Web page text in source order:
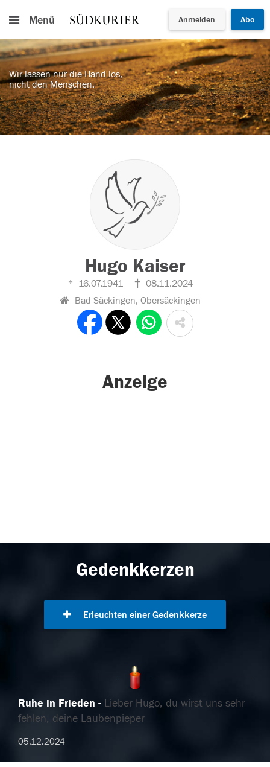
Menü Anmelden Abo
Wir lassen nur die Hand los,
nicht den Menschen.
Hugo Kaiser
16.07.1941
08.11.2024
Bad Säckingen, Obersäckingen
Anzeige
Gedenkkerzen
Erleuchten einer Gedenkkerze
Ruhe in Frieden
Lieber Hugo, du wirst uns sehr
fehlen, deine Laubenpieper
05.12.2024